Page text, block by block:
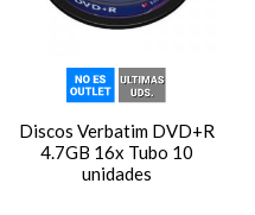
Discos Verbatim DVD+R
4.7GB 16x Tubo 10
unidades